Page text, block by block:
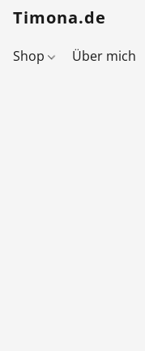
Timona.de
Shop Über mich